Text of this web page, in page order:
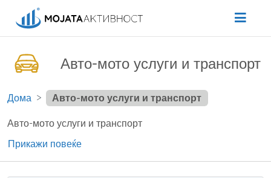
Авто-мото услуги и транспорт
Дома Авто-мото услуги и транспорт
Авто-мото услуги и транспорт
Прикажи повеќе